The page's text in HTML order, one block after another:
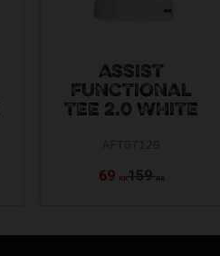
ASSIST
FUNCTIONAL
TEE 2.0 WHITE
69 KR159 KR